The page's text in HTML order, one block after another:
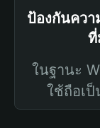
ป้องกันควา
ที่
ในฐานะ
ใช้ถือเ